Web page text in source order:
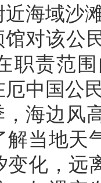
近海域沙
对该公
职责范
中国公
海边风
解当地天
变化，远